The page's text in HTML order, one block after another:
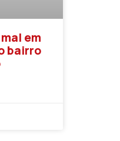
em
bairro